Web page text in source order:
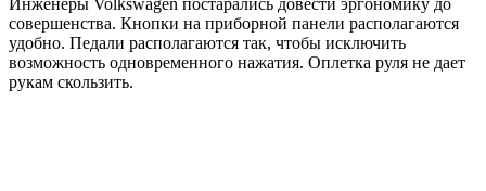
совершенства. Кнопки на приборной панели располагаются
удобно. Педали располагаются так, чтобы исключить
возможность одновременного нажатия. Оплетка руля не дает
рукам скользить.